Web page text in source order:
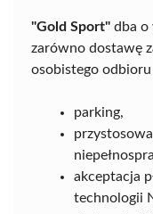
"Gold Sport" dba o
zarówno dostawę
osobistego
parking,
akceptacja
technologii